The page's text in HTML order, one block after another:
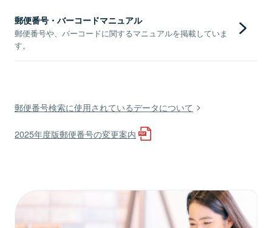
郵便番号・バーコードマニュアル
郵便番号や、バーコードに関するマニュアルを掲載していま
す。
郵便番号検索に使用されているデータについて
2025年度版郵便番号の変更案内